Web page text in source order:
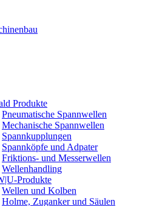
Produkte
Pneumatische Spannwellen
Mechanische Spannwellen
Spannkupplungen
Spannköpfe und Adpater
Friktions- und Messerwellen
Wellenhandling
Produkte
Wellen und Kolben
Holme, Zuganker und Säulen